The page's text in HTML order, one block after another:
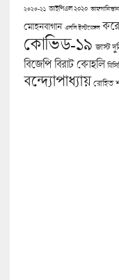
২০২০-২১ আইপিএল ২০২০ আফগানিস্তান
মোহনবাগান এসসি ইস্টবেঙ্গল
কোভিড-১৯ জাস্ট
বিজেপি বিরাট কোহলি
বন্দ্যোপাধ্যায় রোহিত